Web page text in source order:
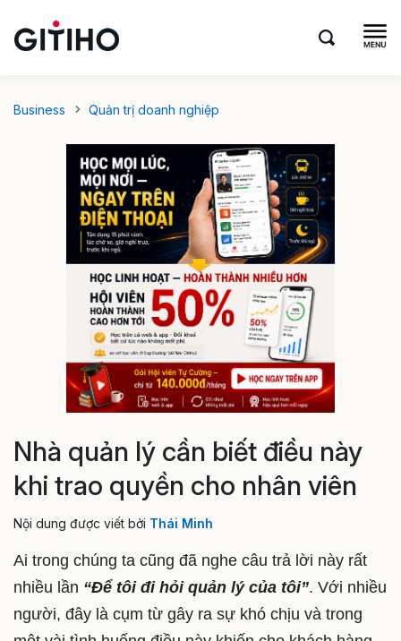
Business Quản trị doanh nghiệp
Nhà quản lý cần biết điều này
khi trao quyền cho nhân viên
Nội dung được viết bởi Thái Minh
Ai trong chúng ta cũng đã nghe câu trả lời này rất
nhiều lần “Để tôi đi hỏi quản lý của tôi”. Với nhiều
người, đây là cụm từ gây ra sự khó chịu và trong